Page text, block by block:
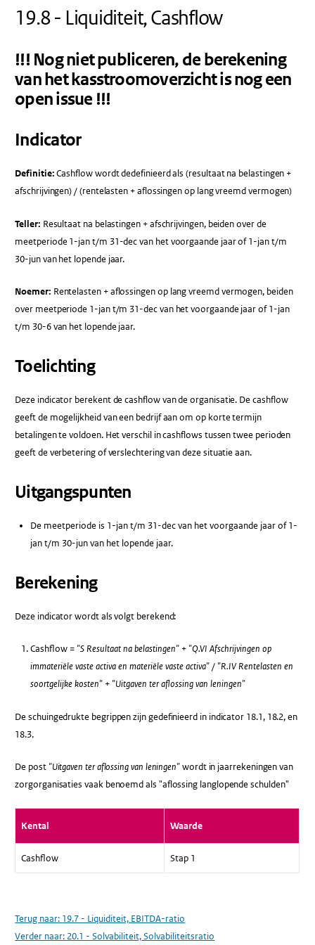
19.8 - Liquiditeit, Cashflow
!!! Nog niet publiceren, de berekening
van het kasstroomoverzicht is nog een
open issue !!!
Indicator
Definitie:Cashflow wordt dedefinieerd als (resultaat na belastingen +
afschrijvingen) / (rentelasten + aflossingen op lang vreemd vermogen)
Teller: Resultaat na belastingen + afschrijvingen, beiden over de
meetperiode 1-jan t/m 31-dec van het voorgaande jaar of 1-jan t/m
30-jun van het lopende jaar.
Noemer: Rentelasten + aflossingen op lang vreemd vermogen, beiden
over meetperiode 1-jan t/m 31-dec van het voorgaande jaar of 1-jan
t/m 30-6 van het lopende jaar.
Toelichting
Deze indicator berekent de cashflow van de organisatie. De cashflow
geeft de mogelijkheid van een bedrijf aan om op korte termijn
betalingen te voldoen. Het verschil in cashflows tussen twee perioden
geeft de verbetering of verslechtering van deze situatie aan.
Uitgangspunten
De meetperiode is 1-jan t/m 31-dec van het voorgaande jaar of 1-
jan t/m 30-jun van het lopende jaar.
Berekening
Deze indicator wordt als volgt berekend:
Cashflow = "S Resultaat na belastingen"+ "Q.VI Afschrijvingen op
immateriële vaste activa en materiële vaste activa"/ "R.IV Rentelasten en
soortgelijke kosten"+ "Uitgaven ter aflossing van leningen"
De schuingedrukte begrippen zijn gedefinieerd in indicator 18.1, 18.2, en
18.3.
De post "Uitgaven ter aflossing van leningen"wordt in jaarrekeningen van
zorgorganisaties vaak benoemd als "aflossing langlopende schulden"
Kental Waarde
Cashflow Stap 1
Terug naar: 19.7 - Liquiditeit, EBITDA-ratio
Verder naar: 20.1 - Solvabiliteit, Solvabiliteitsratio